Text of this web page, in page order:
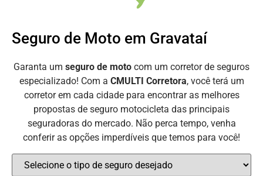
Seguro de Moto em Gravataí
Garanta um seguro de moto com um corretor de seguros
especializado! Com a CMULTI Corretora, você terá um
corretor em cada cidade para encontrar as melhores
propostas de seguro motocicleta das principais
seguradoras do mercado. Não perca tempo, venha
conferir as opções imperdíveis que temos para você!